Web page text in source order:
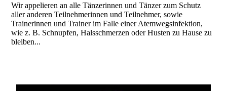
Wir appelieren an alle Tänzerinnen und Tänzer zum Schutz
aller anderen Teilnehmerinnen und Teilnehmer, sowie
Trainerinnen und Trainer im Falle einer Atemwegsinfektion,
wie z. B. Schnupfen, Halsschmerzen oder Husten zu Hause zu
bleiben...